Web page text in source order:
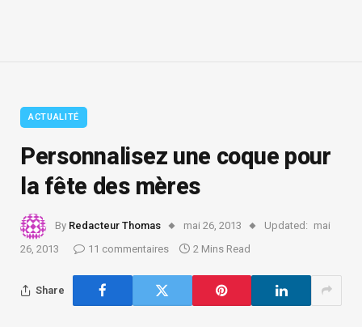
ACTUALITÉ
Personnalisez une coque pour
la fête des mères
By Redacteur Thomas mai 26, 2013 Updated: mai
26, 2013
11 commentaires 2 Mins Read
Share